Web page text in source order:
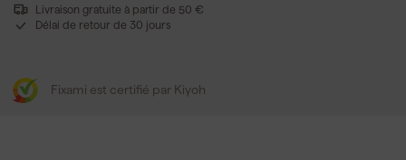
Livraison gratuite à partir de 50 €
Délai de retour de 30 jours
Fixami est certifié par Kiyoh